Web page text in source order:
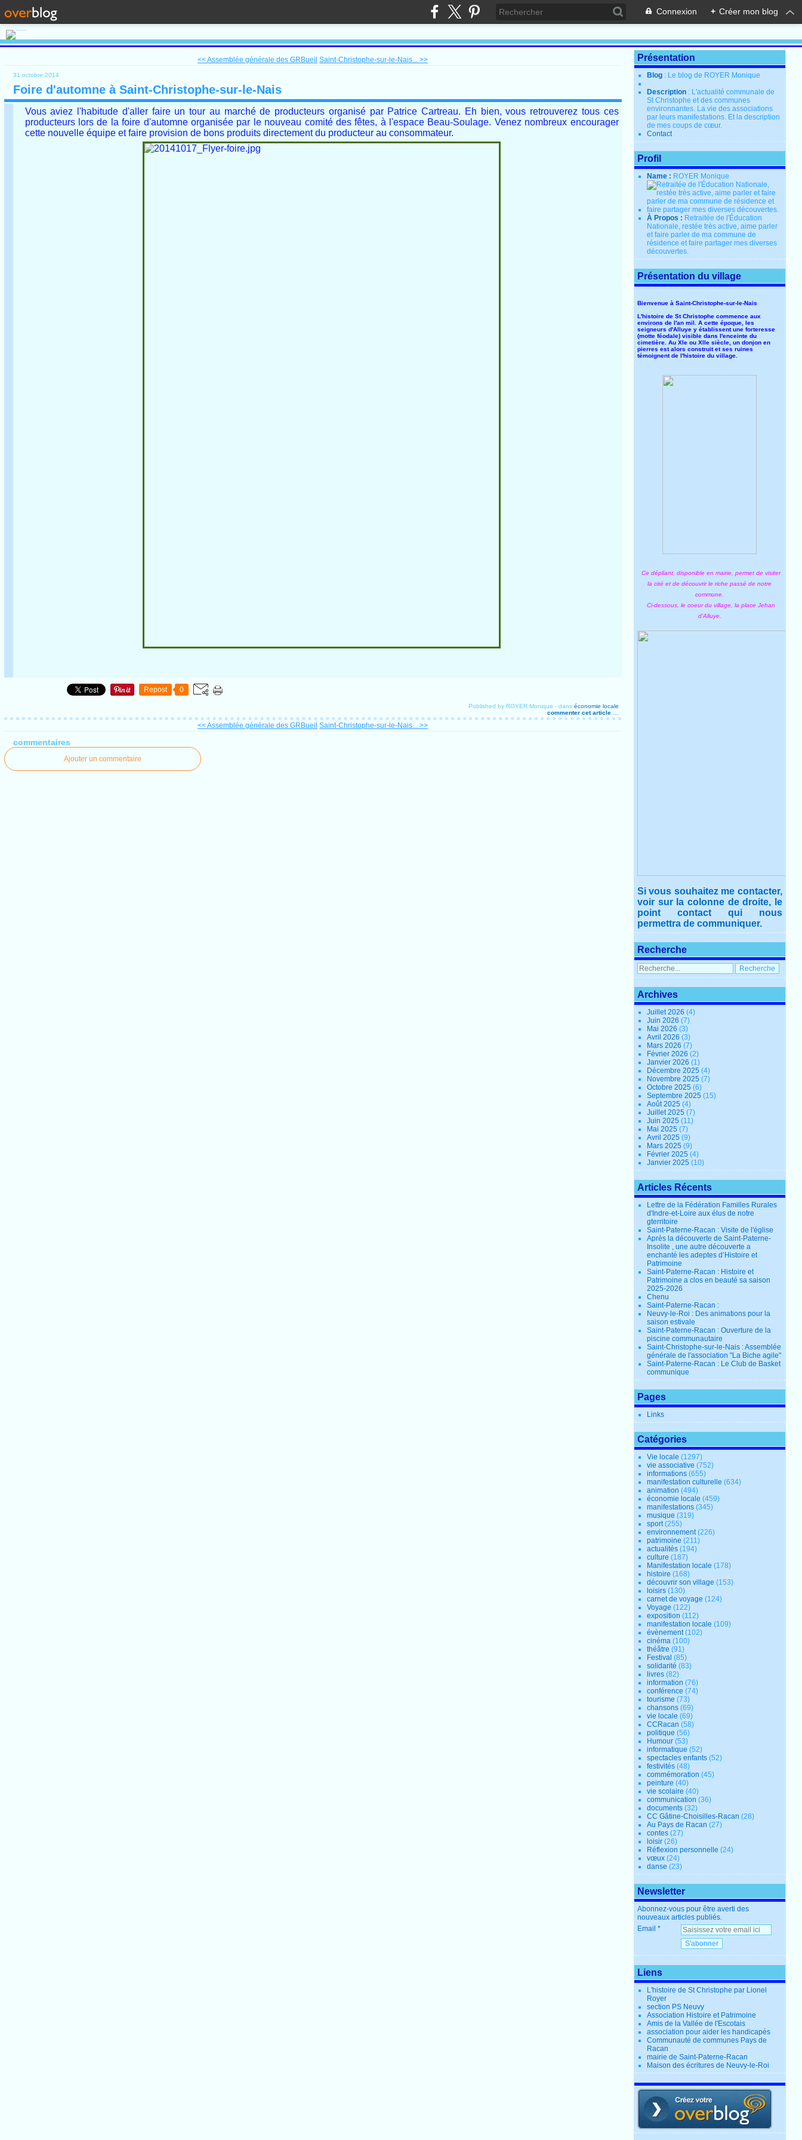
Connexion + Créer mon blog
<< Assemblée générale des GRBueil Saint-Christophe-sur-le-Nais... >>
31 octobre 2014
Foire d'automne à Saint-Christophe-sur-le-Nais
Vous aviez l'habitude d'aller faire un tour au marché de producteurs organisé par Patrice Cartreau. Eh bien, vous retrouverez tous ces
producteurs lors de la foire d'automne organisée par le nouveau comité des fêtes, à l'espace Beau-Soulage. Venez nombreux encourager
cette nouvelle équipe et faire provision de bons produits directement du producteur au consommateur.
Repost 0
Published by ROYER Monique -dans économie locale
commenter cet article
<< Assemblée générale des GRBueil Saint-Christophe-sur-le-Nais... >>
commentaires
Ajouter un commentaire
Présentation
Blog : Le blog de ROYER Monique
Description : L'actualité communale de
St Christophe et des communes
environnantes. La vie des associations
par leurs manifestations. Et la description
de mes coups de cœur.
Contact
Profil
Name : ROYER Monique
À Propos : Retraitée de l'Éducation
Nationale, restée très active, aime parler
et faire parler de ma commune de
résidence et faire partager mes diverses
découvertes.
Présentation du village
Bienvenue à Saint-Christophe-sur-le-Nais
L'histoire de St Christophe commence aux
environs de l'an mil. A cette époque, les
seigneurs d'Alluye y établissent une forteresse
(motte féodale) visible dans l'enceinte du
cimetière. Au XIe ou XIIe siècle, un donjon en
pierres est alors construit et ses ruines
témoignent de l'histoire du village.
Ce dépliant, disponible en mairie, permet de visiter
la cité et de découvrir le riche passé de notre
commune.
Ci-dessous, le coeur du village, la place Jehan
d'Alluye.
Si vous souhaitez me contacter,
voir sur la colonne de droite, le
point contact qui nous
permettra de communiquer.
Recherche
Archives
Juillet 2026(4)
Juin 2026(7)
Mai 2026(3)
Avril 2026(3)
Mars 2026(7)
Février 2026(2)
Janvier 2026(1)
Décembre 2025(4)
Novembre 2025(7)
Octobre 2025(6)
Septembre 2025(15)
Août 2025(4)
Juillet 2025(7)
Juin 2025(11)
Mai 2025(7)
Avril 2025(9)
Mars 2025(9)
Février 2025(4)
Janvier 2025(10)
Articles Récents
Lettre de la Fédération Familles Rurales
d'Indre-et-Loire aux élus de notre
gterritoire
Saint-Paterne-Racan : Visite de l'église
Après la découverte de Saint-Paterne-
Insolite , une autre découverte a
enchanté les adeptes d’Histoire et
Patrimoine
Saint-Paterne-Racan : Histoire et
Patrimoine a clos en beauté sa saison
2025-2026
Chenu
Saint-Paterne-Racan :
Neuvy-le-Roi : Des animations pour la
saison estivale
Saint-Paterne-Racan : Ouverture de la
piscine communautaire
Saint-Christophe-sur-le-Nais : Assemblée
générale de l'association "La Biche agile"
Saint-Paterne-Racan : Le Club de Basket
communique
Pages
Links
Catégories
Vie locale (1297)
vie associative (752)
informations (655)
manifestation culturelle (634)
animation (494)
économie locale (459)
manifestations (345)
musique (319)
sport(255)
environnement(226)
patrimoine (211)
actualités (194)
culture (187)
Manifestation locale (178)
histoire (168)
découvrir son village (153)
loisirs (130)
carnet de voyage (124)
Voyage (122)
exposition (112)
manifestation locale (109)
évènement(102)
cinéma (100)
théâtre (91)
Festival (85)
solidarité (83)
livres (82)
information (76)
conférence (74)
tourisme (73)
chansons (69)
vie locale (69)
CCRacan (58)
politique (56)
Humour (53)
informatique (52)
spectacles enfants (52)
festivités (48)
commémoration (45)
peinture (40)
vie scolaire (40)
communication (36)
documents (32)
CC Gâtine-Choisilles-Racan (28)
Au Pays de Racan (27)
contes (27)
loisir (26)
Réflexion personnelle (24)
vœux (24)
danse (23)
Newsletter
Abonnez-vous pour être averti des
nouveaux articles publiés.
Email
Liens
L'histoire de St Christophe par Lionel
Royer
section PS Neuvy
Association Histoire et Patrimoine
Amis de la Vallée de l'Escotais
association pour aider les handicapés
Communauté de communes Pays de
Racan
mairie de Saint-Paterne-Racan
Maison des écritures de Neuvy-le-Roi